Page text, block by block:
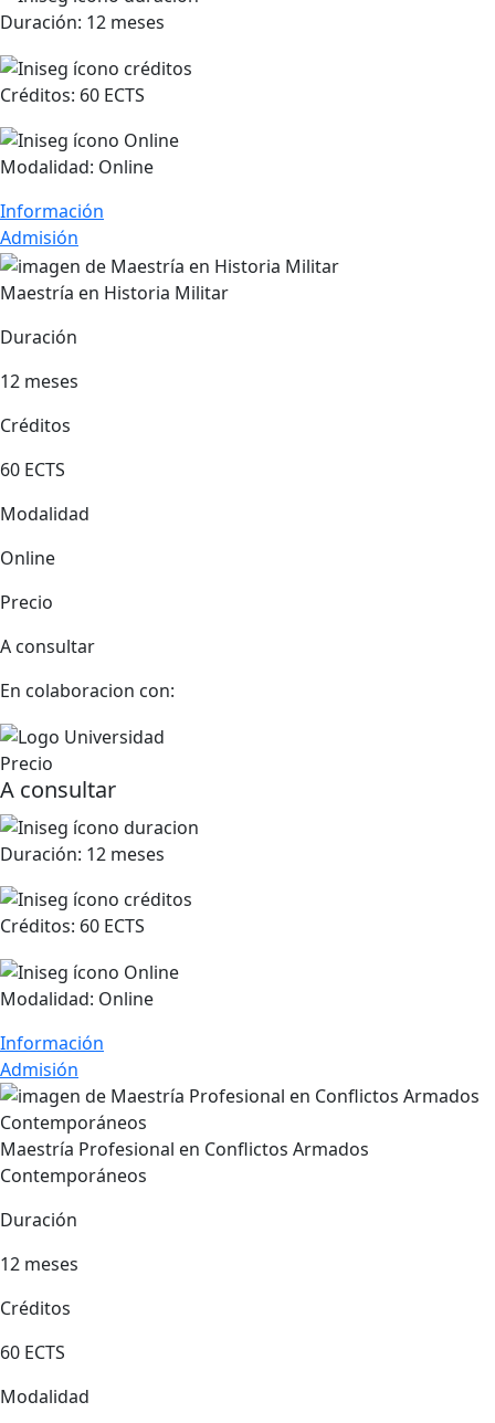
Duración: 12 meses
Créditos: 60 ECTS
Modalidad: Online
Información
Admisión
Maestría en Historia Militar
Duración
12 meses
Créditos
60 ECTS
Modalidad
Online
Precio
A consultar
En colaboracion con:
Precio
A consultar
Duración: 12 meses
Créditos: 60 ECTS
Modalidad: Online
Información
Admisión
Maestría Profesional en Conflictos Armados
Contemporáneos
Duración
12 meses
Créditos
60 ECTS
Modalidad